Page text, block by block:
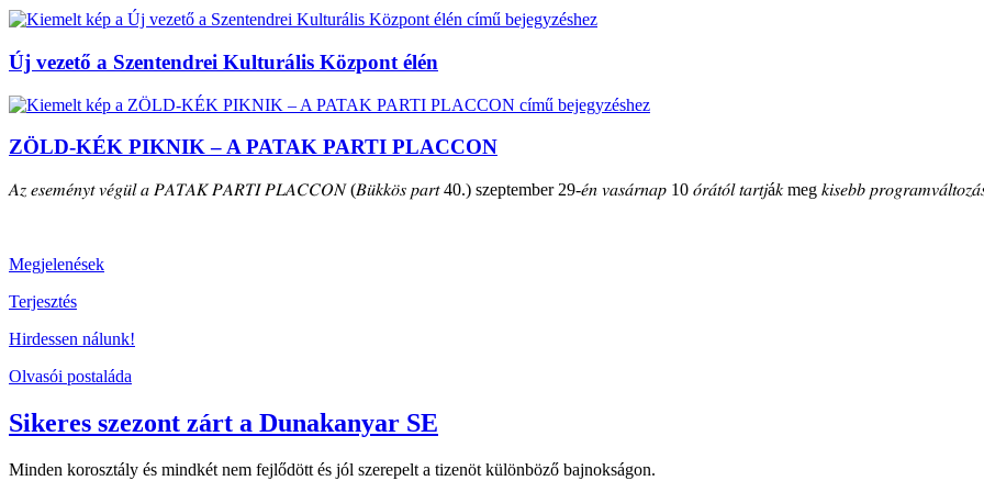
Új vezető a Szentendrei Kulturális Központ élén
ZÖLD-KÉK PIKNIK – A PATAK PARTI PLACCON
𝐴𝑧 𝑒𝑠𝑒𝑚𝑒́𝑛𝑦𝑡 𝑣𝑒́𝑔𝑢̈𝑙 𝑎 𝑃𝐴𝑇𝐴𝐾 𝑃𝐴𝑅𝑇𝐼 𝑃𝐿𝐴𝐶𝐶𝑂𝑁 (𝐵𝑢̈𝑘𝑘𝑜̈𝑠 𝑝𝑎𝑟𝑡 40.) szeptember 29-𝑒́𝑛 𝑣𝑎𝑠𝑎́𝑟𝑛𝑎𝑝 10 𝑜́𝑟𝑎́𝑡𝑜́𝑙 𝑡𝑎𝑟𝑡𝑗á𝑘 meg 𝑘𝑖𝑠𝑒𝑏𝑏
Megjelenések
Terjesztés
Hirdessen nálunk!
Olvasói postaláda
Sikeres szezont zárt a Dunakanyar SE
Minden korosztály és mindkét nem fejlődött és jól szerepelt a tizenöt különböző bajnokságon.